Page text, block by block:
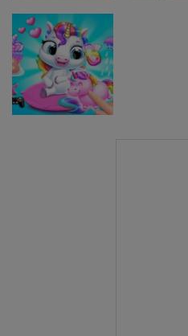
Ustvarjalne
igre
Družina malih
pand morskih
psov